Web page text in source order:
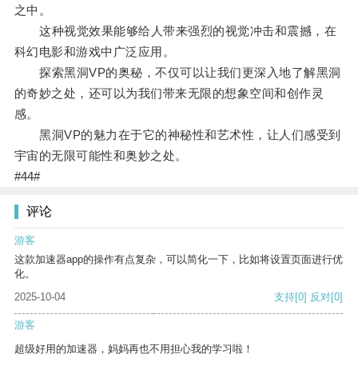
之中。
这种视觉效果能够给人带来强烈的视觉冲击和震撼，在
科幻电影和游戏中广泛应用。
探索黑洞VP的奥秘，不仅可以让我们更深入地了解黑洞
的奇妙之处，还可以为我们带来无限的想象空间和创作灵
感。
黑洞VP的魅力在于它的神秘性和艺术性，让人们感受到
宇宙的无限可能性和奥妙之处。
#44#
评论
游客
这款加速器app的操作有点复杂，可以简化一下，比如将设置页面进行优
化。
2025-10-04
支持[0] 反对[0]
游客
超级好用的加速器，妈妈再也不用担心我的学习啦！